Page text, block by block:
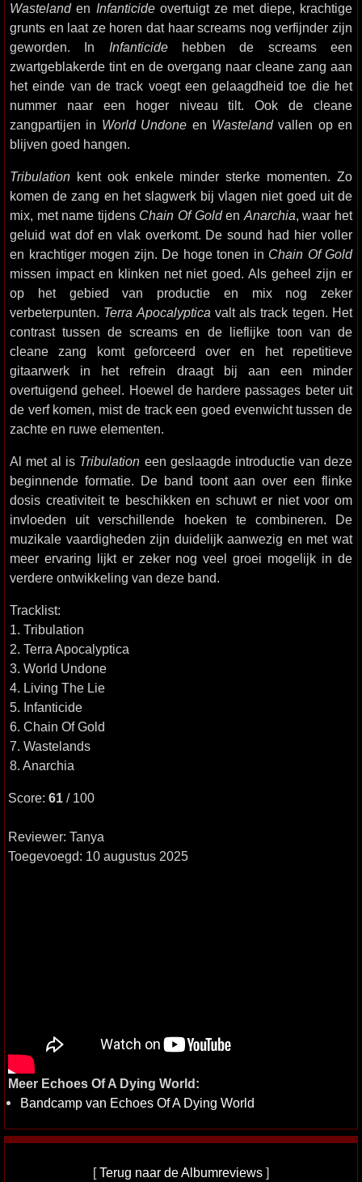
Wastelanden Infanticideovertuigt ze met diepe, krachtige
grunts en laat ze horen dat haar screams nog verfijnder zijn
geworden. In Infanticidehebben de screams een
zwartgeblakerde tint en de overgang naar cleane zang aan
het einde van de track voegt een gelaagdheid toe die het
nummer naar een hoger niveau tilt. Ook de cleane
zangpartijen in World Undone en Wastelandvallen op en
blijven goed hangen.
Tribulation kent ook enkele minder sterke momenten. Zo
komen de zang en het slagwerk bij vlagen niet goed uit de
mix, met name tijdens Chain Of Golden Anarchia, waar het
geluid wat dof en vlak overkomt. De sound had hier voller
en krachtiger mogen zijn. De hoge tonen in Chain Of Gold
missen impact en klinken net niet goed. Als geheel zijn er
op het gebied van productie en mix nog zeker
verbeterpunten. Terra Apocalyptica valt als track tegen. Het
contrast tussen de screams en de lieflijke toon van de
cleane zang komt geforceerd over en het repetitieve
gitaarwerk in het refrein draagt bij aan een minder
overtuigend geheel. Hoewel de hardere passages beter uit
de verf komen, mist de track een goed evenwicht tussen de
zachte en ruwe elementen.
Al met al is Tribulation een geslaagde introductie van deze
beginnende formatie. De band toont aan over een flinke
dosis creativiteit te beschikken en schuwt er niet voor om
invloeden uit verschillende hoeken te combineren. De
muzikale vaardigheden zijn duidelijk aanwezig en met wat
meer ervaring lijkt er zeker nog veel groei mogelijk in de
verdere ontwikkeling van deze band.
Tracklist:
1. Tribulation
2. Terra Apocalyptica
3. World Undone
4. Living The Lie
5. Infanticide
6. Chain Of Gold
7. Wastelands
8. Anarchia
Score: 61 / 100
Reviewer: Tanya
Toegevoegd: 10 augustus 2025
Meer Echoes Of A Dying World:
Bandcamp van Echoes Of A Dying World
[Terug naar de Albumreviews ]